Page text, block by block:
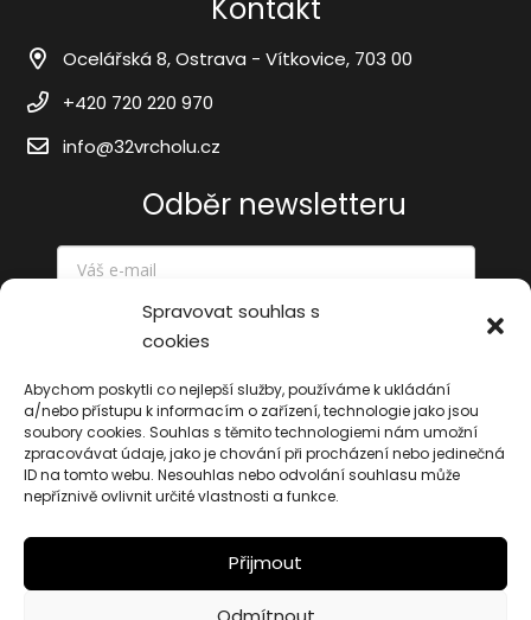
Spravovat souhlas s
cookies
Abychom poskytli co nejlepší služby, používáme k ukládání
a/nebo přístupu k informacím o zařízení, technologie jako jsou
soubory cookies. Souhlas s těmito technologiemi nám umožní
zpracovávat údaje, jako je chování při procházení nebo jedinečná
ID na tomto webu. Nesouhlas nebo odvolání souhlasu může
nepříznivě ovlivnit určité vlastnosti a funkce.
Přijmout
Kontakt
Ocelářská 8, Ostrava - Vítkovice, 703 00
+420 720 220 970
info@32vrcholu.cz
Odběr newsletteru
© 2026 32vrcholu.cz | Web vytvořilo: